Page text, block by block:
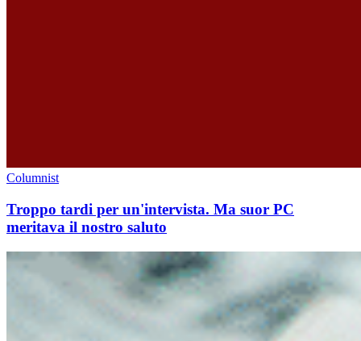
Columnist
Troppo tardi per un'intervista. Ma suor PC
meritava il nostro saluto